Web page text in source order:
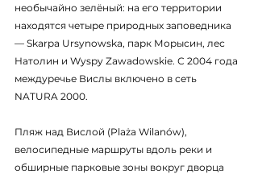
необычайно зелёный: на его территории
находятся четыре природных заповедника
— Skarpa Ursynowska, парк Морысин, лес
Натолин и Wyspy Zawadowskie. С 2004 года
междуречье Вислы включено в сеть
NATURA 2000.
Пляж над Вислой (Plaża Wilanów),
велосипедные маршруты вдоль реки и
обширные парковые зоны вокруг дворца